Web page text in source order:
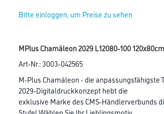
Bitte einloggen, um Preise zu sehen
MPlus Chamäleon 2029 L12080-100
Art-Nr.:3003-042565
M-Plus Chamäleon - die
2029-Digitaldruckkonzept hebt die
exklusive Marke des CMS-Händlerverbunds